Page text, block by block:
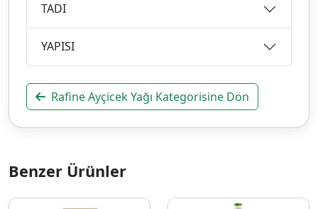
TADI
YAPISI
Rafine Ayçicek Yağı Kategorisine Dön
Benzer Ürünler